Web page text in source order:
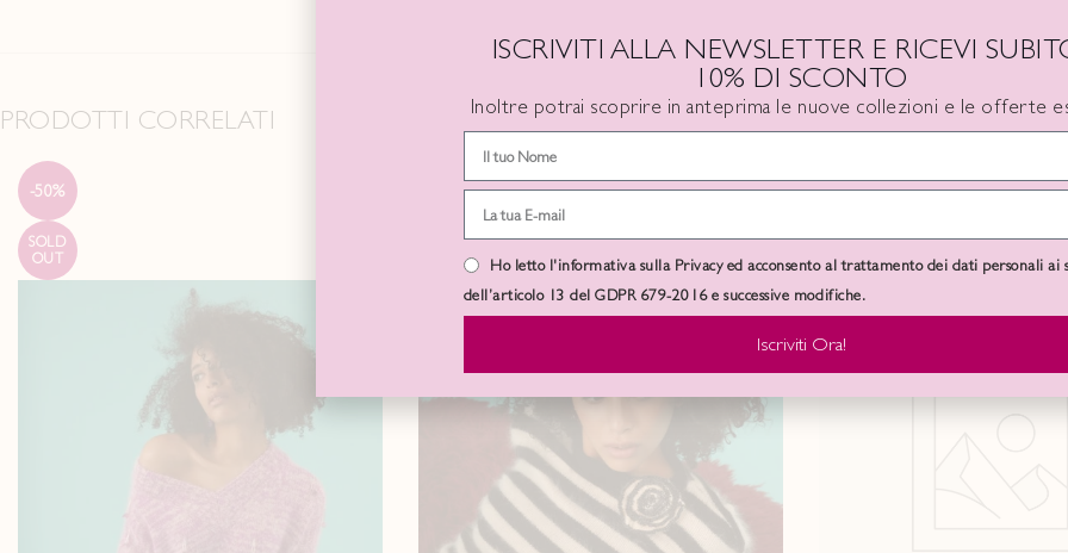
PRODOTTI CORRELATI
-50%
SOLD
OUT
-50%
SOLD
OUT
-50%
SOLD
OUT
ISCRIVITI ALLA NEWSLETTER E RICEVI
10% DI SCONTO
Inoltre potrai scoprire in anteprima le nuove collezioni e le offerte
Ho letto l'informativa sulla Privacy ed acconsento al trattamento dei dati personali ai
dell’articolo 13 del GDPR 679-2016 e successive modifiche.
Iscriviti Ora!